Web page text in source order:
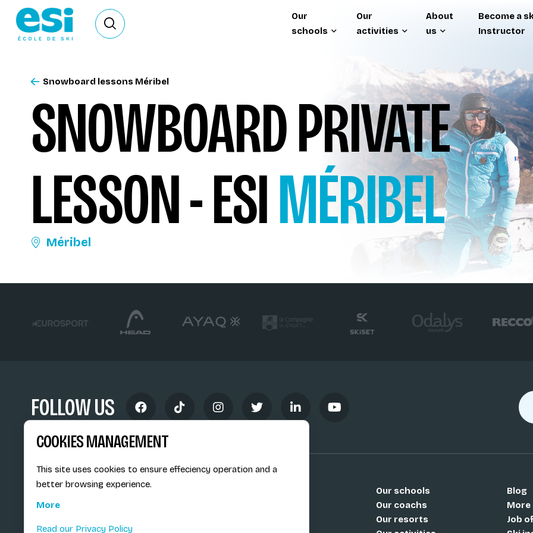
Ouvrir le formulaire de recherche
Our
schools
Our
activities
About
us
Become a
Instructor
SNOWBOARD PRIVATE
LESSON - ESIMÉRIBEL
Méribel
Snowboard lessons Méribel
FOLLOW US
Our schools
Our coachs
Our resorts
Blog
More
Job
COOKIES MANAGEMENT
This site uses cookies to ensure effeciency operation and a
better browsing experience.
More
Read our Privacy Policy